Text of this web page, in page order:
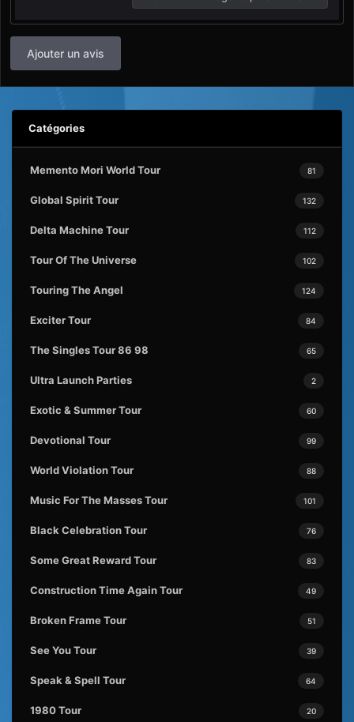
Ajouter un avis
Catégories
81
Memento Mori World Tour
132
Global Spirit Tour
112
Delta Machine Tour
102
Tour Of The Universe
124
Touring The Angel
84
Exciter Tour
65
The Singles Tour 86 98
2
Ultra Launch Parties
60
Exotic & Summer Tour
99
Devotional Tour
88
World Violation Tour
101
Music For The Masses Tour
76
Black Celebration Tour
83
Some Great Reward Tour
49
Construction Time Again Tour
51
Broken Frame Tour
39
See You Tour
64
Speak & Spell Tour
20
1980 Tour